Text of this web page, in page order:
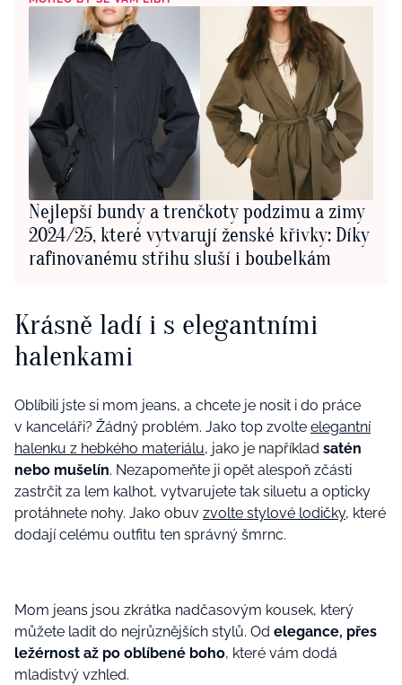
Nejlepší bundy a trenčkoty podzimu a zimy
2024/25, které vytvarují ženské křivky: Díky
rafinovanému střihu sluší i boubelkám
Krásně ladí i s elegantními
halenkami
Oblíbili jste si mom jeans, a chcete je nosit i do práce
v kanceláři? Žádný problém. Jako top zvolte elegantní
halenku z hebkého materiálu, jako je například satén
nebo mušelín. Nezapomeňte ji opět alespoň zčásti
zastrčit za lem kalhot, vytvarujete tak siluetu a opticky
protáhnete nohy. Jako obuv zvolte stylové lodičky, které
dodají celému outfitu ten správný šmrnc.
Mom jeans jsou zkrátka nadčasovým kousek, který
můžete ladit do nejrůznějších stylů. Od elegance, přes
ležérnost až po oblíbené boho, které vám dodá
mladistvý vzhled.